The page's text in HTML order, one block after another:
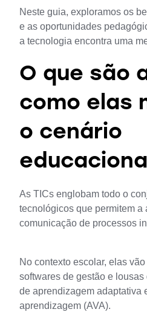
Neste guia, exploramos os
e as oportunidades
a tecnologia encontra uma
O que são
como elas
o cenário
As TICs englobam todo o
tecnológicos que permitem a
comunicação de processos
No contexto escolar, elas
softwares de gestão e
de aprendizagem adaptativa
aprendizagem (AVA).